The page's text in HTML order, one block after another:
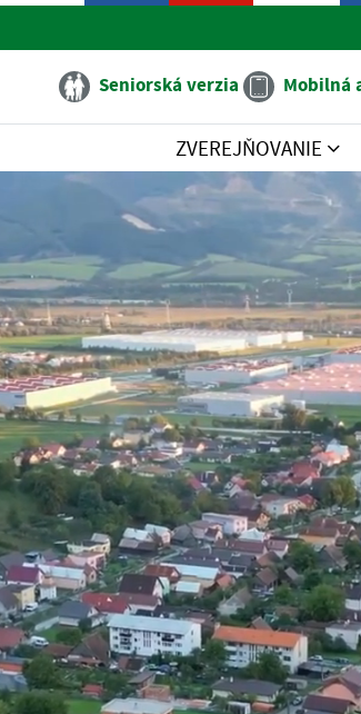
Seniorská verzia Mobilná
ZVEREJŇOVANIE